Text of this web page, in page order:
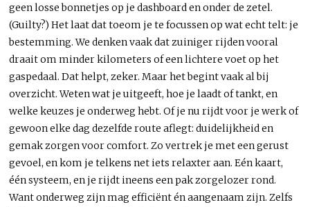
geen losse bonnetjes op je dashboard en onder de zetel.
(Guilty?) Het laat dat toeom je te focussen op wat echt telt: je
bestemming. We denken vaak dat zuiniger rijden vooral
draait om minder kilometers of een lichtere voet op het
gaspedaal. Dat helpt, zeker. Maar het begint vaak al bij
overzicht. Weten wat je uitgeeft, hoe je laadt of tankt, en
welke keuzes je onderweg hebt. Of je nu rijdt voor je werk of
gewoon elke dag dezelfde route aflegt: duidelijkheid en
gemak zorgen voor comfort. Zo vertrek je met een gerust
gevoel, en kom je telkens net iets relaxter aan. Eén kaart,
één systeem, en je rijdt ineens een pak zorgelozer rond.
Want onderweg zijn mag efficiënt én aangenaam zijn. Zelfs